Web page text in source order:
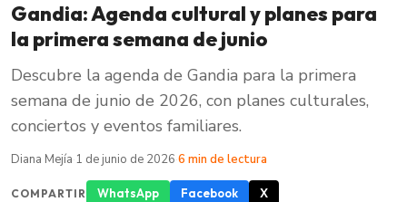
Gandia: Agenda cultural y planes para
la primera semana de junio
Descubre la agenda de Gandia para la primera
semana de junio de 2026, con planes culturales,
conciertos y eventos familiares.
Diana Mejía·1 de junio de 2026·6 min de lectura
COMPARTIR WhatsApp Facebook X